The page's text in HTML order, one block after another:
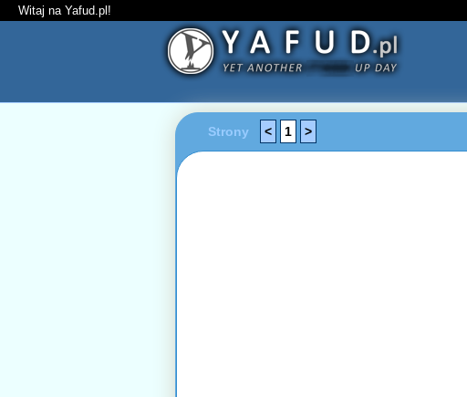
Witaj na Yafud.pl!
Strony < 1 >